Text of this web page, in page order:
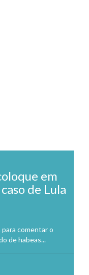
em
de Lula
comentar o
de habeas...